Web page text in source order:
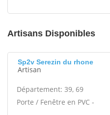
Artisans Disponibles
Sp2v Serezin du rhone
Artisan
Département: 39, 69
Porte / Fenêtre en PVC -